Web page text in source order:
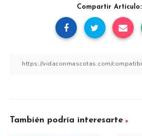
Compartir Artículo:
También podría interesarte